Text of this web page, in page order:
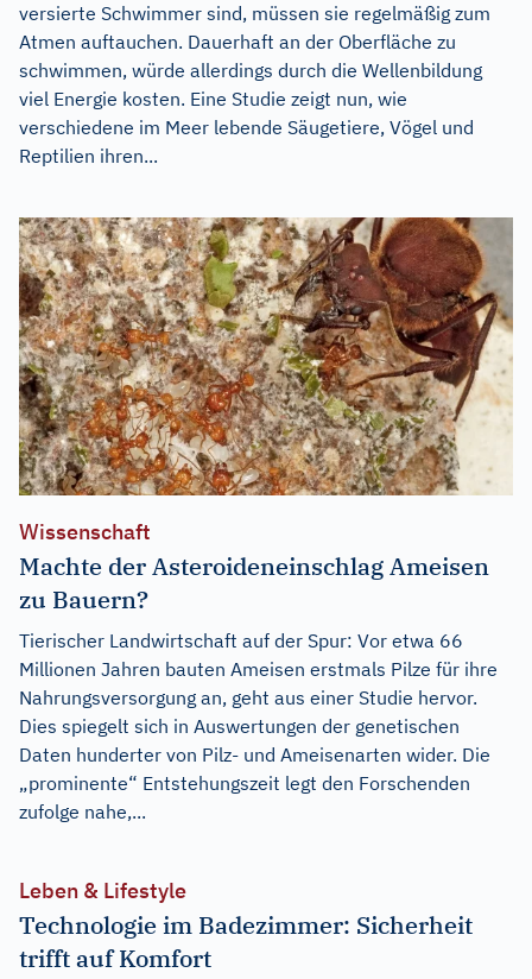
versierte Schwimmer sind, müssen sie regelmäßig zum
Atmen auftauchen. Dauerhaft an der Oberfläche zu
schwimmen, würde allerdings durch die Wellenbildung
viel Energie kosten. Eine Studie zeigt nun, wie
verschiedene im Meer lebende Säugetiere, Vögel und
Reptilien ihren...
Wissenschaft
Machte der Asteroideneinschlag Ameisen
zu Bauern?
Tierischer Landwirtschaft auf der Spur: Vor etwa 66
Millionen Jahren bauten Ameisen erstmals Pilze für ihre
Nahrungsversorgung an, geht aus einer Studie hervor.
Dies spiegelt sich in Auswertungen der genetischen
Daten hunderter von Pilz- und Ameisenarten wider. Die
„prominente“ Entstehungszeit legt den Forschenden
zufolge nahe,...
Leben & Lifestyle
Technologie im Badezimmer: Sicherheit
trifft auf Komfort